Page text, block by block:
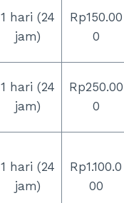
1 hari (24
jam)
Rp150.00
0
1 hari (24
jam)
Rp250.00
0
1 hari (24
jam)
Rp1.100.0
00